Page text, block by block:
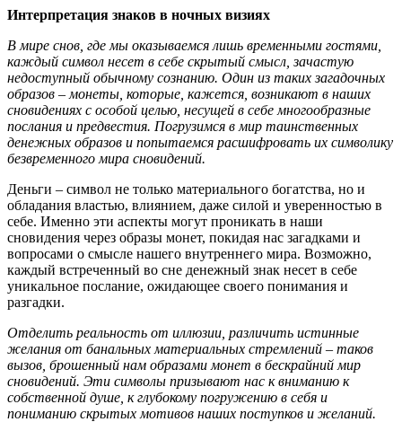
Интерпретация знаков в ночных визиях
В мире снов, где мы оказываемся лишь временными гостями,
каждый символ несет в себе скрытый смысл, зачастую
недоступный обычному сознанию. Один из таких загадочных
образов – монеты, которые, кажется, возникают в наших
сновидениях с особой целью, несущей в себе многообразные
послания и предвестия. Погрузимся в мир таинственных
денежных образов и попытаемся расшифровать их символику
безвременного мира сновидений.
Деньги – символ не только материального богатства, но и
обладания властью, влиянием, даже силой и уверенностью в
себе. Именно эти аспекты могут проникать в наши
сновидения через образы монет, покидая нас загадками и
вопросами о смысле нашего внутреннего мира. Возможно,
каждый встреченный во сне денежный знак несет в себе
уникальное послание, ожидающее своего понимания и
разгадки.
Отделить реальность от иллюзии, различить истинные
желания от банальных материальных стремлений – таков
вызов, брошенный нам образами монет в бескрайний мир
сновидений. Эти символы призывают нас к вниманию к
собственной душе, к глубокому погружению в себя и
пониманию скрытых мотивов наших поступков и желаний.